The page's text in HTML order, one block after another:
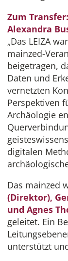
Zum Transfer:
Alexandra
„Das LEIZA
mainzed-
beigetragen,
Daten und
vernetzten
Perspektiven
Archäologie
digitalen
Das mainzed
(Direktor),
und Agnes
geleitet. Ein
unterstützt